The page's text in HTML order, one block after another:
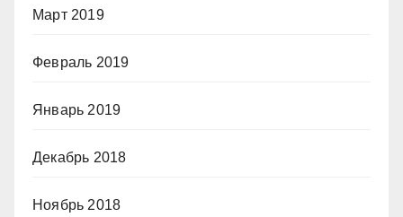
Март 2019
Февраль 2019
Январь 2019
Декабрь 2018
Ноябрь 2018